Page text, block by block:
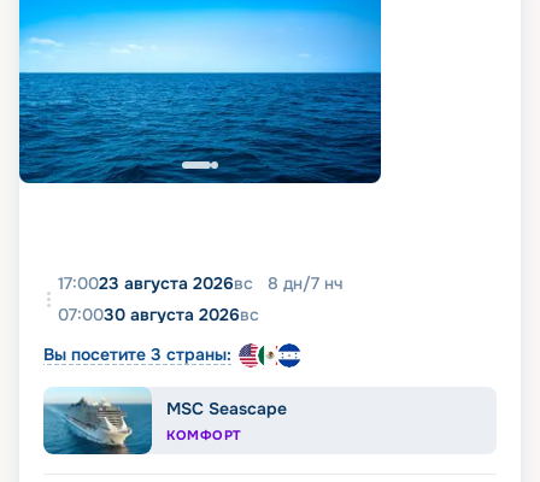
17:0023 августа 2026вс 8 дн/7 нч
07:0030 августа 2026вс
Вы посетите 3 страны:
MSC Seascape
КОМФОРТ